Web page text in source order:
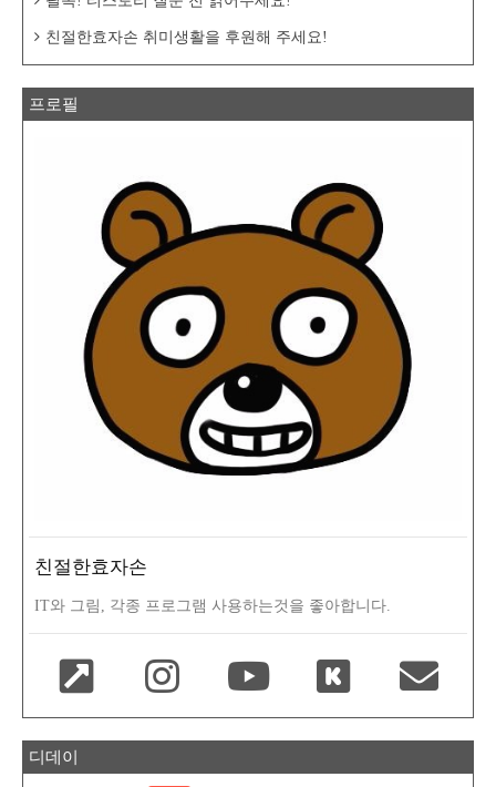
친절한효자손 취미생활을 후원해 주세요!
프로필
친절한효자손
IT와 그림, 각종 프로그램 사용하는것을 좋아합니다.
디데이